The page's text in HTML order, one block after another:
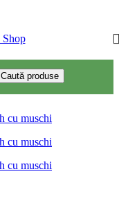
Caută produse